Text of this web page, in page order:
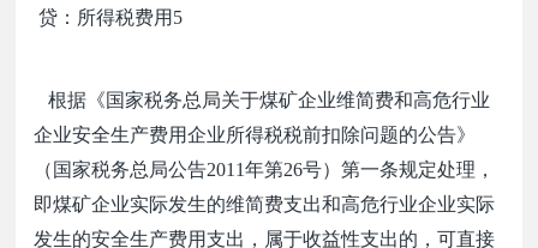
贷：所得税费用 5
根据《国家税务总局关于煤矿企业维简费和高危行业
企业安全生产费用企业所得税税前扣除问题的公告》
（国家税务总局公告2011年第26号）第一条规定处理，
即煤矿企业实际发生的维简费支出和高危行业企业实际
发生的安全生产费用支出，属于收益性支出的，可直接